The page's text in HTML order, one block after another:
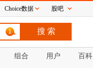
1
组合 用户 百科
Choice数据 股吧